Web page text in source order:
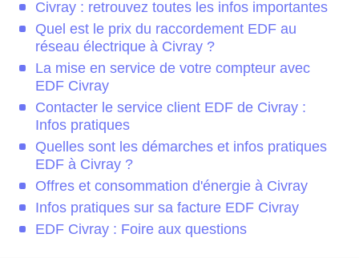
Civray : retrouvez toutes les infos importantes
Quel est le prix du raccordement EDF au
réseau électrique à Civray ?
La mise en service de votre compteur avec
EDF Civray
Contacter le service client EDF de Civray :
Infos pratiques
Quelles sont les démarches et infos pratiques
EDF à Civray ?
Offres et consommation d'énergie à Civray
Infos pratiques sur sa facture EDF Civray
EDF Civray : Foire aux questions